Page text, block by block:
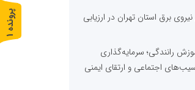
برق استان تهران در ارزیابی
رانندگی؛ سرمایه‌گذاری
اجتماعی و ارتقای ایمنی
پ
ر
و
ن
د
ه
1